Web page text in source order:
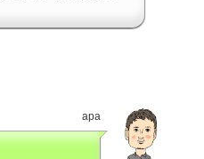
apa